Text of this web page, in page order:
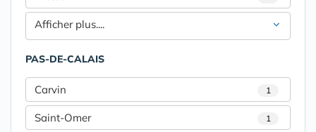
Afficher plus....
PAS-DE-CALAIS
Carvin 1
Saint-Omer 1